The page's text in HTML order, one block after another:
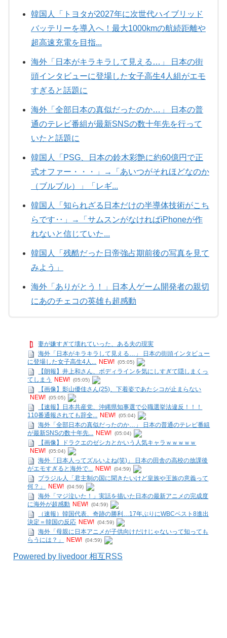
韓国人「トヨタが2027年に次世代ハイブリッド
バッテリーを導入へ！最大1000kmの航続距離や
超高速充電を目指...
海外「日本がキラキラして見える…」 日本の街
頭インタビューに登場した女子高生4人組がエモ
すぎると話題に
海外「全部日本の真似だったのか…」 日本の普
通のテレビ番組が最新SNSの数十年先を行って
いたと話題に
韓国人「PSG、日本の鈴木彩艶に約60億円で正
式オファー・・・」→「あいつがそれほどなのか
（ブルブル）」「レギ...
韓国人「知られざる日本だけの半導体技術がこち
らです‥」→「サムスンがなければiPhoneが作
れないと信じていた...
韓国人「残酷だった日帝強占期前後の写真を見て
みよう」
海外「ありがとう！」日本人ゲーム開発者の親切
にあのチェコの英雄も超感動
妻が嫌すぎて壊れていった、ある夫の現実
海外「日本がキラキラして見える…」 日本の街頭インタビュー
に登場した女子高生4人... NEW! (05:05)
【朗報】井上和さん、ボディラインを気にしすぎて隠しまくっ
てしまう
NEW! (05:05)
【画像】影山優佳さん(25)、下着姿であたシコが止まらない
NEW! (05:05)
【速報】日本共産党、沖縄県知事選で公職選挙法違反！！！
110番通報されても辞全... NEW! (05:04)
海外「全部日本の真似だったのか…」 日本の普通のテレビ番組
が最新SNSの数十年先... NEW! (05:04)
【画像】ドラクエのゼシカとかいう人気キャラｗｗｗｗｗ
NEW! (05:04)
海外「日本人ってズルいよね(笑)」 日本の田舎の高校の放課後
がエモすぎると海外で... NEW! (04:59)
ブラジル人「君主制の国に聞きたいけど皇族や王族の意義って
何？」
NEW! (04:59)
海外「マジ泣いた！」実話を描いた日本の最新アニメの完成度
に海外が超感動 NEW! (04:59)
（速報）韓国代表、奇跡の勝利…17年ぶりにWBCベスト8進出
決定＝韓国の反応 NEW! (04:59)
海外「母親に日本アニメが子供向けだけじゃないって知っても
らうには？」
NEW! (04:59)
Powered by livedoor 相互RSS